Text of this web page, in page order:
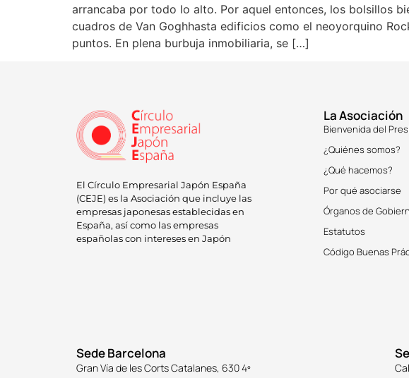
arrancaba por todo lo alto. Por aquel entonces, los bolsillos
cuadros de Van Goghhasta edificios como el neoyorquino
puntos. En plena burbuja inmobiliaria, se […]
El Círculo Empresarial Japón España
(CEJE) es la Asociación que incluye las
empresas japonesas establecidas en
España, así como las empresas
españolas con intereses en Japón
La Asociación
Bienvenida del
¿Quiénes somos?
¿Qué hacemos?
Por qué asociarse
Órganos de
Estatutos
Código Buenas
Sede Barcelona
Gran Vía de les Corts Catalanes, 630 4º